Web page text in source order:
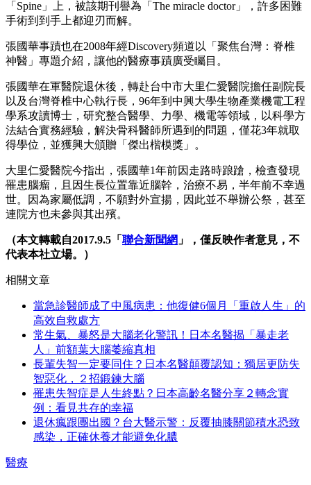
「Spine」上，被該期刊譽為「The miracle doctor」，許多困難
手術到到手上都迎刃而解。
張國華事蹟也在2008年經Discovery頻道以「聚焦台灣：脊椎
神醫」專題介紹，讓他的醫療事蹟廣受矚目。
張國華在軍醫院退休後，轉赴台中市大里仁愛醫院擔任副院長
以及台灣脊椎中心執行長，96年到中興大學生物產業機電工程
學系攻讀博士，研究整合醫學、力學、機電等領域，以科學方
法結合實務經驗，解決骨科醫師所遇到的問題，僅花3年就取
得學位，並獲興大頒贈「傑出楷模獎」。
大里仁愛醫院今指出，張國華1年前因走路時踉蹌，檢查發現
罹患腦瘤，且因生長位置靠近腦幹，治療不易，半年前不幸過
世。因為家屬低調，不願對外宣揚，因此並不舉辦公祭，甚至
連院方也未參與其出殯。
（本文轉載自2017.9.5「 聯合新聞網 」，僅反映作者意見，不
代表本社立場。）
相關文章
當急診醫師成了中風病患：他復健6個月「重啟人生」的
高效自救處方
常生氣、暴怒是大腦老化警訊！日本名醫揭「暴走老
人」前額葉大腦萎縮真相
長輩失智一定要同住？日本名醫顛覆認知：獨居更防失
智惡化，２招鍛鍊大腦
罹患失智症是人生終點？日本高齡名醫分享２轉念實
例：看見共存的幸福
退休瘋跟團出國？台大醫示警：反覆抽膝關節積水恐致
感染，正確休養才能避免化膿
醫療